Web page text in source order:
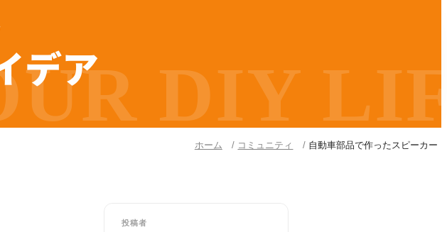
デア DIY
ホーム コミュニティ 自動車部品で作ったスピーカー
投稿者